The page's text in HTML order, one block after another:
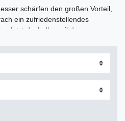
schärfen den großen Vorteil,
ein zufriedenstellendes
deshalb, weil der
ist. Die Klinge verliert mehr
Anwendung zu heiß werden.
für gute Ergebnisse beim